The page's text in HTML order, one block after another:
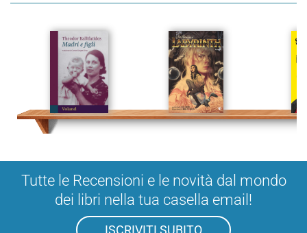
Tutte le Recensioni e le novità dal mondo
dei libri nella tua casella email!
ISCRIVITI SUBITO